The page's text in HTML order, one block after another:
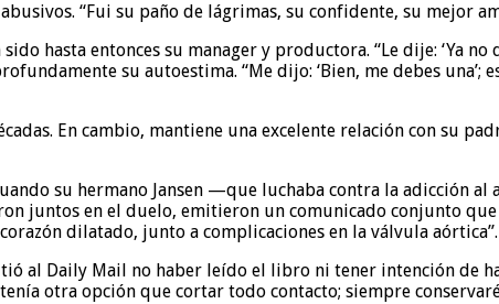
“Fui su paño de lágrimas, su confidente, su mejor
hasta entonces su manager y productora. “Le dije: ‘Ya
su autoestima. “Me dijo: ‘Bien, me debes
En cambio, mantiene una excelente relación con su
su hermano Jansen —que luchaba contra la adicción
juntos en el duelo, emitieron un comunicado conjunto
dilatado, junto a complicaciones en la válvula aórtica”.
al Daily Mail no haber leído el libro ni tener intención de
otra opción que cortar todo contacto; siempre